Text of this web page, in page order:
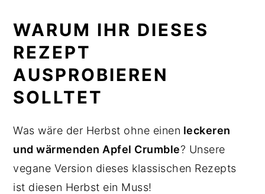
WARUM IHR DIESES
REZEPT
AUSPROBIEREN
SOLLTET
Was wäre der Herbst ohne einen leckeren
und wärmenden Apfel Crumble? Unsere
vegane Version dieses klassischen Rezepts
ist diesen Herbst ein Muss!